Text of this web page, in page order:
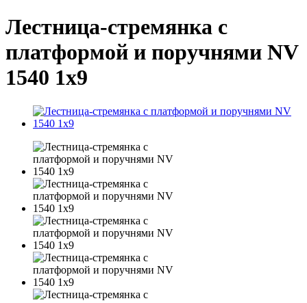
Лестница-стремянка с
платформой и поручнями NV
1540 1х9